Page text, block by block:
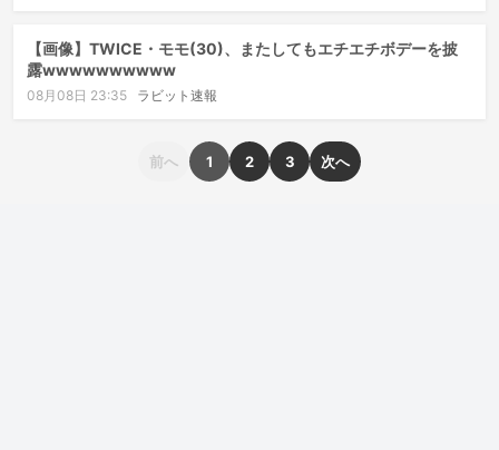
【画像】TWICE・モモ(30)、またしてもエチエチボデーを披
露wwwwwwwwww
08月08日 23:35 ラビット速報
前へ 1 2 3 次へ